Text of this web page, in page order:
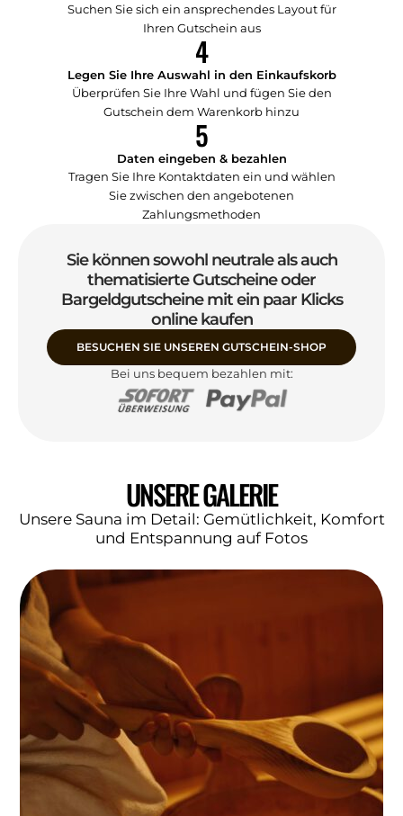
Suchen Sie sich ein ansprechendes Layout für
Ihren Gutschein aus
4
Legen Sie Ihre Auswahl in den Einkaufskorb
Überprüfen Sie Ihre Wahl und fügen Sie den
Gutschein dem Warenkorb hinzu
5
Daten eingeben & bezahlen
Tragen Sie Ihre Kontaktdaten ein und wählen
Sie zwischen den angebotenen
Zahlungsmethoden
Sie können sowohl neutrale als auch
thematisierte Gutscheine oder
Bargeldgutscheine mit ein paar Klicks
online kaufen
BESUCHEN SIE UNSEREN GUTSCHEIN-SHOP
Bei uns bequem bezahlen mit:
UNSERE GALERIE
Unsere Sauna im Detail: Gemütlichkeit, Komfort
und Entspannung auf Fotos